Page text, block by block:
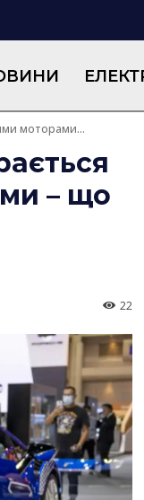
моторами...
– що
22